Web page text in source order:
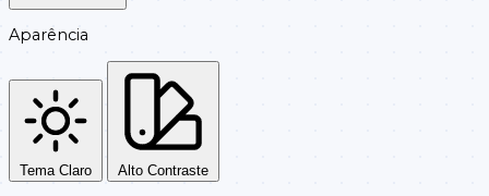
Aparência
Tema Claro Alto Contraste